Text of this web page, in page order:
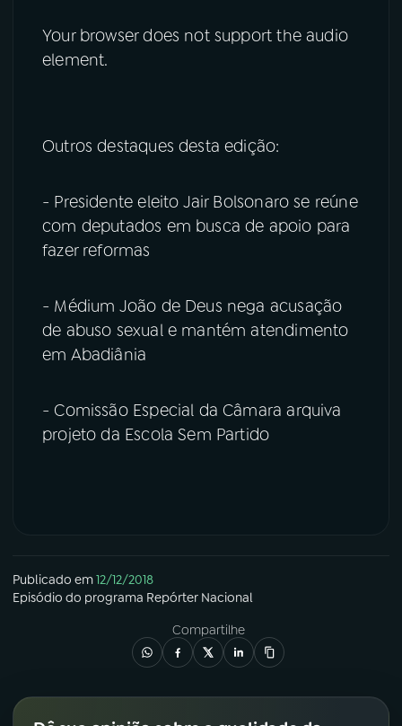
Your browser does not support the audio
element.
Outros destaques desta edição:
- Presidente eleito Jair Bolsonaro se reúne
com deputados em busca de apoio para
fazer reformas
- Médium João de Deus nega acusação
de abuso sexual e mantém atendimento
em Abadiânia
- Comissão Especial da Câmara arquiva
projeto da Escola Sem Partido
Publicado em12/12/2018
Episódio do programa Repórter Nacional
Compartilhe